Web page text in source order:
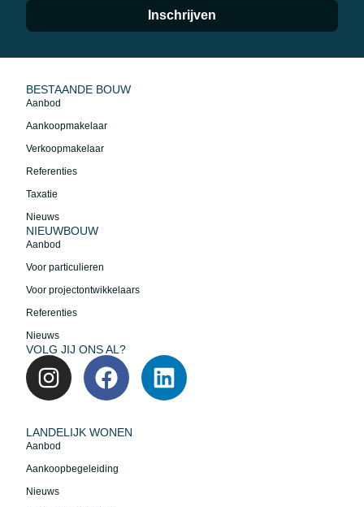
Inschrijven
BESTAANDE BOUW
Aanbod
Aankoopmakelaar
Verkoopmakelaar
Referenties
Taxatie
Nieuws
NIEUWBOUW
Aanbod
Voor particulieren
Voor projectontwikkelaars
Referenties
Nieuws
VOLG JIJ ONS AL?
LANDELIJK WONEN
Aanbod
Aankoopbegeleiding
Nieuws